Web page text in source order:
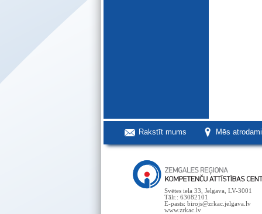
Rakstīt mums Mēs
Svētes iela 33, Jelgava, LV-3001
Tālr.: 63082101
E-pasts: birojs@zrkac.jelgava.lv
www.zrkac.lv